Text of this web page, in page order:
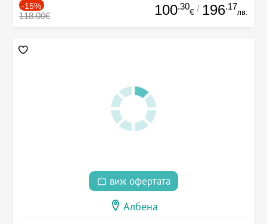
-15%
118.00€ 100.30
€ / 196.17
лв.
виж офертата
Албена